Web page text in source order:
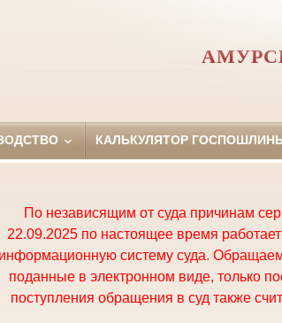
КАЛЬКУЛЯТОР
По независящим от суда причинам
22.09.2025 по настоящее время
информационную систему суда.
поданные в электронном виде, только
поступления обращения в суд также